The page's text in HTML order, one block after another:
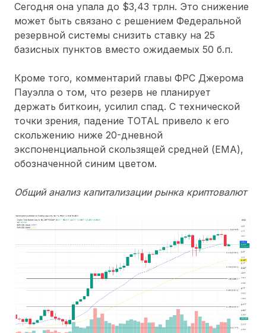
Сегодня она упала до $3,43 трлн. Это снижение
может быть связано с решением Федеральной
резервной системы снизить ставку на 25
базисных пунктов вместо ожидаемых 50 б.п.
Кроме того, комментарий главы ФРС Джерома
Пауэлла о том, что резерв не планирует
держать биткоин, усилил спад. С технической
точки зрения, падение TOTAL привело к его
скольжению ниже 20-дневной
экспоненциальной скользящей средней (EMA),
обозначенной синим цветом.
Общий анализ капитализации рынка криптовалют